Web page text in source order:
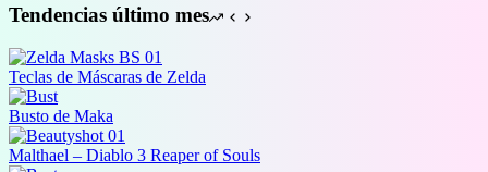
34,00 €
Tendencias último mes
Teclas de Máscaras de Zelda
Busto de Maka
Malthael – Diablo 3 Reaper of Souls